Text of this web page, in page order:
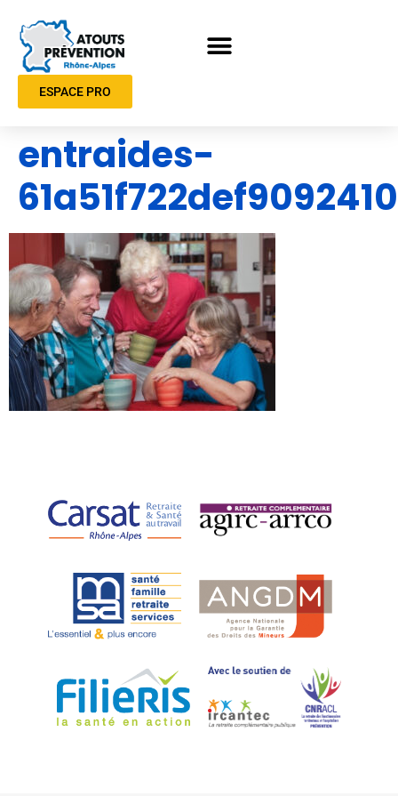
ESPACE PRO
entraides-